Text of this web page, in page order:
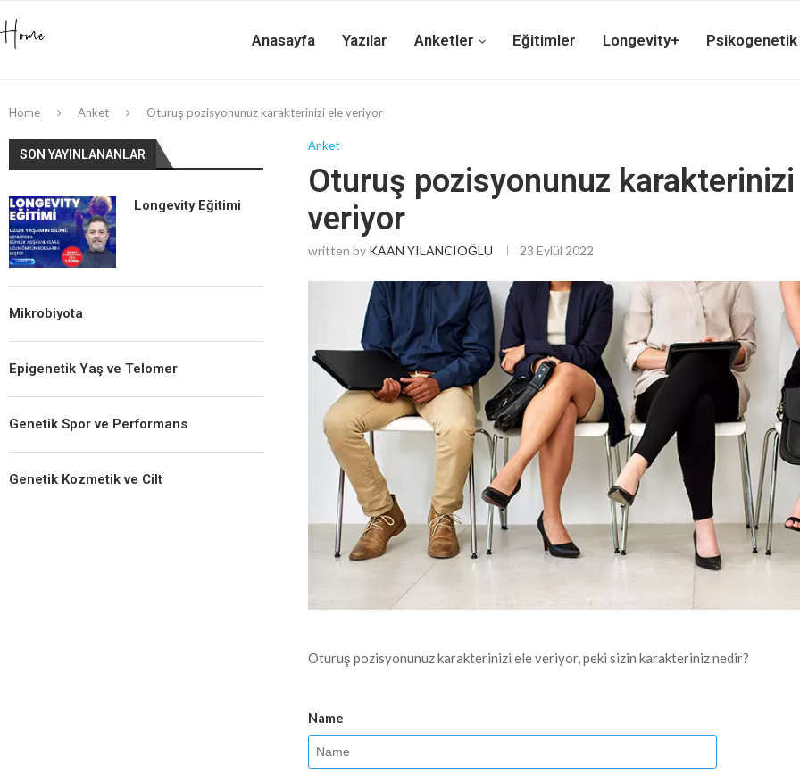
Anasayfa Yazılar Anketler Eğitimler Longevity+ Psikogenetik
Home Anket Oturuş pozisyonunuz karakterinizi ele veriyor
Anket
Oturuş pozisyonunuz
veriyor
written by KAAN YILANCIOĞLU 23 Eylül 2022
Oturuş pozisyonunuz karakterinizi ele veriyor, peki sizin karakteriniz nedir?
Name
SON YAYINLANANLAR
Longevity Eğitimi
Mikrobiyota
Epigenetik Yaş ve Telomer
Genetik Spor ve Performans
Genetik Kozmetik ve Cilt